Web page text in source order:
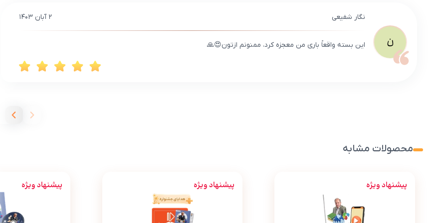
ن
نگار شفیعی ۲ آبان ۱۴۰۳
این بسته واقعاً باری من معجزه کرد، ممنونم ازتون😍🙏
محصولات مشابه
پیشنهاد ویژه پیشنهاد ویژه پیشنهاد ویژه